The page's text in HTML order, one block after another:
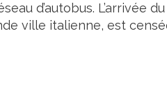
d’autobus. L’arrivée
ville italienne, est